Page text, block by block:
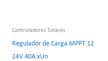
Controladores Solares
Regulador de Carga MPPT 12
24V 40A xUn